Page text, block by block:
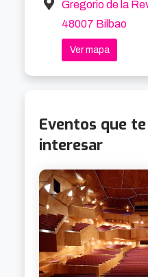
recomiendo, porqué y
finales.
Colabora con: ONG
Gregorio de la
48007 Bilbao
Ver mapa
Eventos que
interesar